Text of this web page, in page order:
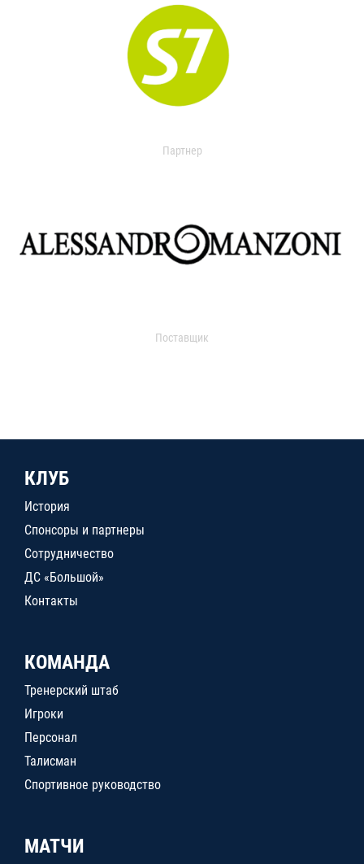
Партнер
Поставщик
КЛУБ
История
Спонсоры и партнеры
Сотрудничество
ДС «Большой»
Контакты
КОМАНДА
Тренерский штаб
Игроки
Персонал
Талисман
Спортивное руководство
МАТЧИ